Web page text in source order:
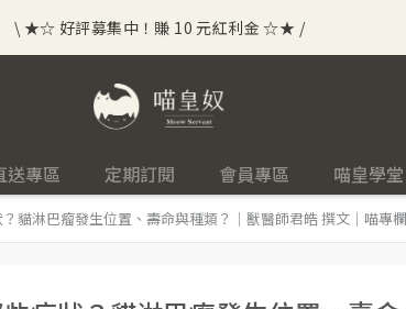
\ ★☆ 好評募集中！賺 10 元紅利金 ☆★ /
⟡⣠𝘄𝗲𝗹𝗰𝗼𝗺𝗲 ⁘ 新會員贈 50 元紅利金
送專區 定期訂閱 會員專區 喵皇學堂
貓淋巴瘤發生位置、壽命與種類？｜獸醫師君皓 撰文｜喵專